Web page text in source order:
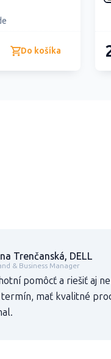
Do košíka
Trenčanská, DELL
& Business Manager
pomôcť a riešiť aj
mať kvalitné